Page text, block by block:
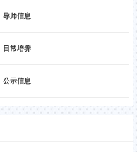
导师信息
日常培养
公示信息